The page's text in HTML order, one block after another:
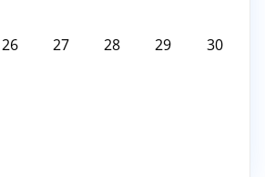
26 27 28 29 30